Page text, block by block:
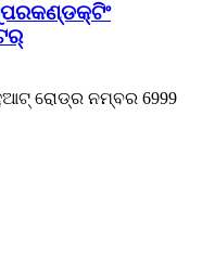
ରୋଡ୍ର ନମ୍ବର 6999